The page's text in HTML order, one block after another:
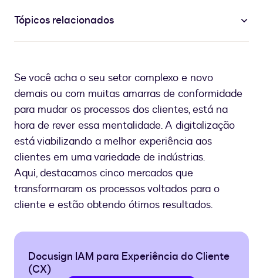
Tópicos relacionados
Se você acha o seu setor complexo e novo
demais ou com muitas amarras de conformidade
para mudar os processos dos clientes, está na
hora de rever essa mentalidade. A digitalização
está viabilizando a melhor experiência aos
clientes em uma variedade de indústrias.
Aqui, destacamos cinco mercados que
transformaram os processos voltados para o
cliente e estão obtendo ótimos resultados.
Docusign IAM para Experiência do Cliente
(CX)